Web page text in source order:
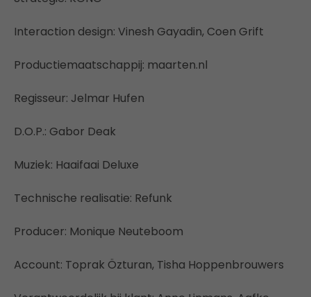
Interaction design: Vinesh Gayadin, Coen Grift
Productiemaatschappij: maarten.nl
Regisseur: Jelmar Hufen
D.O.P.: Gabor Deak
Muziek: Haaifaai Deluxe
Technische realisatie: Refunk
Producer: Monique Neuteboom
Account: Toprak Özturan, Tisha Hoppenbrouwers